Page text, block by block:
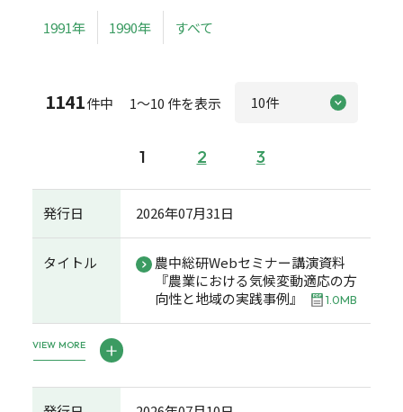
1991年 1990年 すべて
1141件中 1～10 件を表示
1 2 3
発行日 2026年07月31日
タイトル
農中総研Webセミナー講演資料
『農業における気候変動適応の方
向性と地域の実践事例』
1.0MB
VIEW MORE